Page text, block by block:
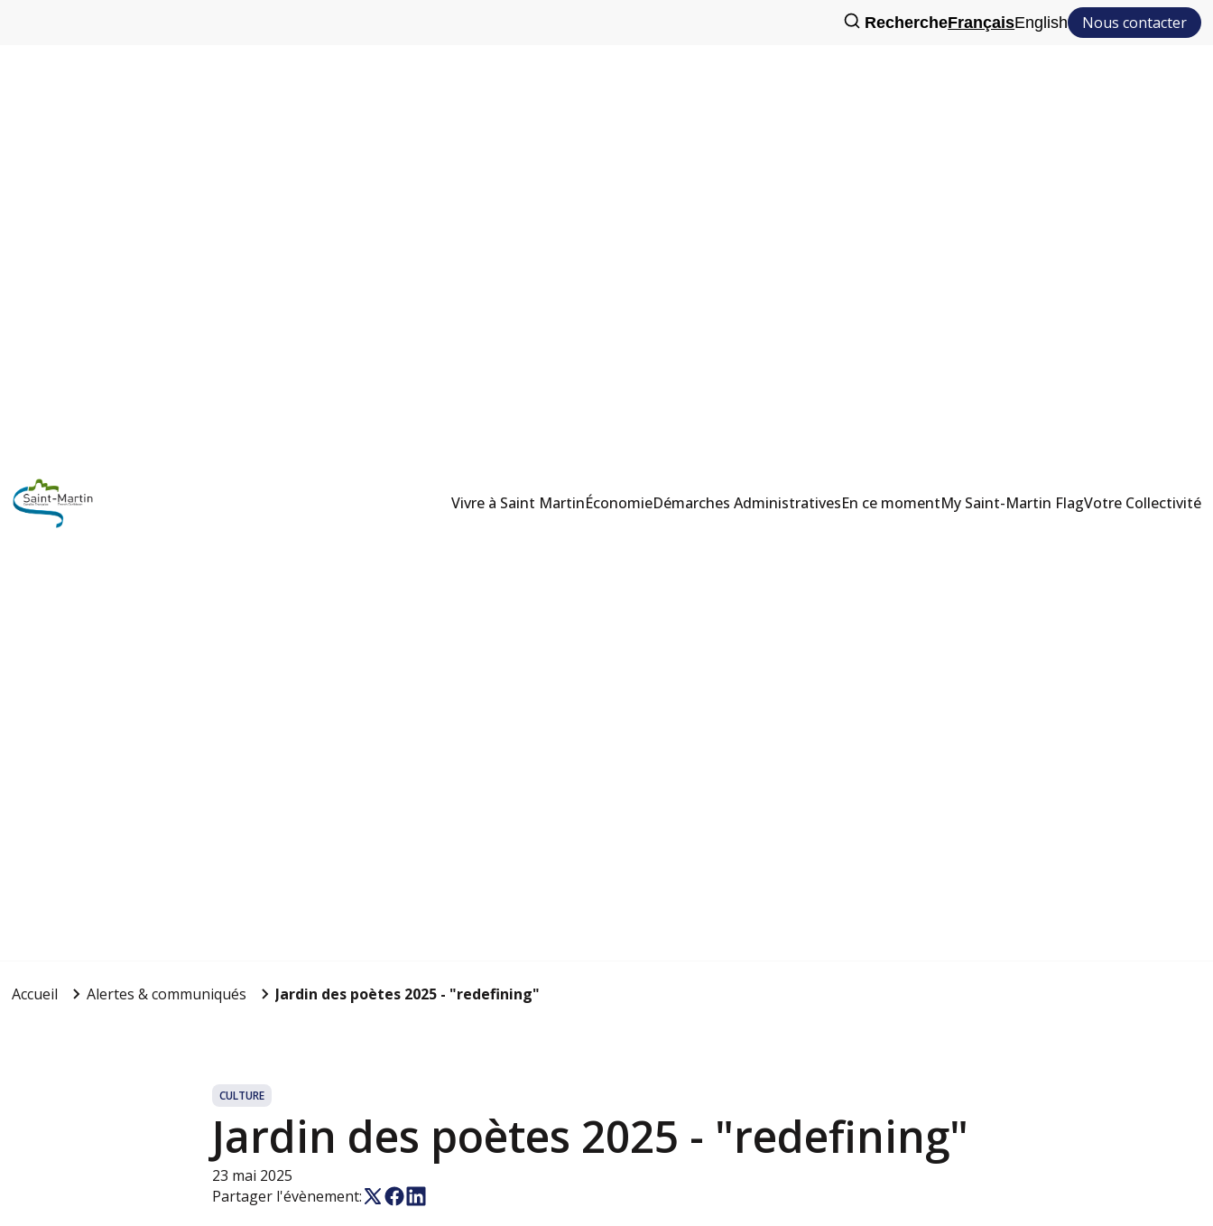
RechercheFrançaisEnglish Nous contacter
Vivre à Saint MartinÉconomieDémarches AdministrativesEn ce momentMy Saint-Martin FlagVotre Collectivité
Accueil Alertes & communiqués Jardin des poètes 2025 - "redefining"
CULTURE
Jardin des poètes 2025 - "redefining"
23 mai 2025
Partager l'évènement: